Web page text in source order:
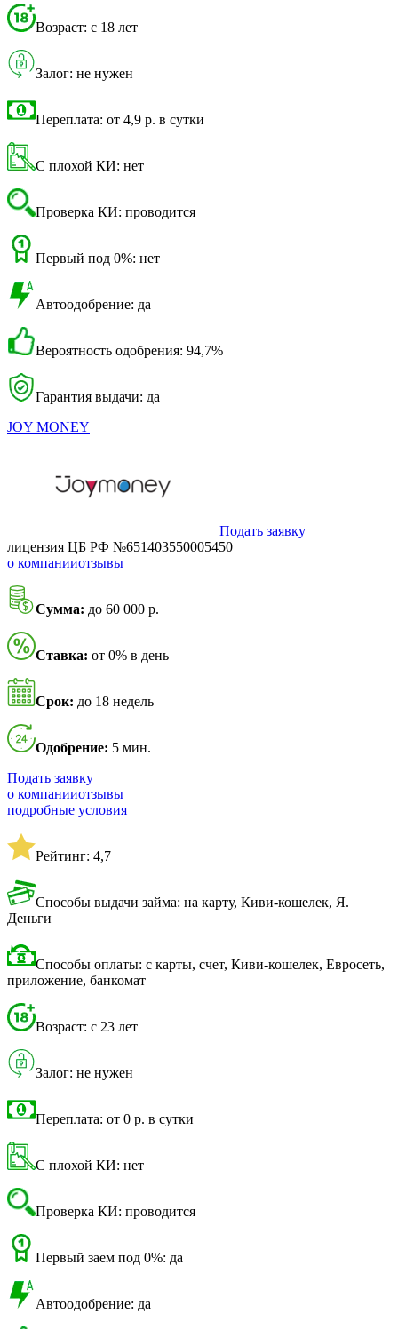
Возраст: с 18 лет
Залог: не нужен
Переплата: от 4,9 р. в сутки
С плохой КИ: нет
Проверка КИ: проводится
Первый под 0%: нет
Автоодобрение: да
Вероятность одобрения: 94,7%
Гарантия выдачи: да
JOY MONEY
Подать заявку
лицензия ЦБ РФ №651403550005450
о компанииотзывы
Сумма: до 60 000 р.
Ставка: от 0% в день
Срок: до 18 недель
Одобрение: 5 мин.
Подать заявку
о компанииотзывы
подробные условия
Рейтинг: 4,7
Способы выдачи займа: на карту, Киви-кошелек, Я.
Деньги
Способы оплаты: с карты, счет, Киви-кошелек, Евросеть,
приложение, банкомат
Возраст: с 23 лет
Залог: не нужен
Переплата: от 0 р. в сутки
С плохой КИ: нет
Проверка КИ: проводится
Первый заем под 0%: да
Автоодобрение: да